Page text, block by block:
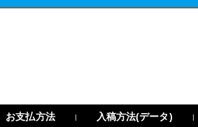
お支払方法 | 入稿方法(データ) |